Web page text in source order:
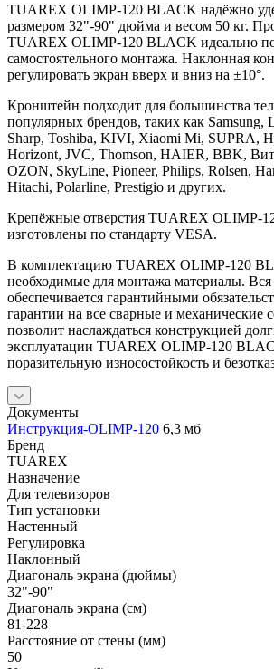
TUAREX OLIMP-120 BLACK надёжно
размером 32"-90" дюйма и весом 50 кг.
TUAREX OLIMP-120 BLACK идеально
самостоятельного монтажа. Наклонная
регулировать экран вверх и вниз на ±10°.
Кронштейн подходит для большинства
популярных брендов, таких как Samsung,
Sharp, Toshiba, KIVI, Xiaomi Mi, SUPRA,
Horizont, JVC, Thomson, HAIER, BBK,
OZON, SkyLine, Pioneer, Philips, Rolsen,
Hitachi, Polarline, Prestigio и других.
Крепёжные отверстия TUAREX OLIMP-
изготовлены по стандарту VESA.
В комплектацию TUAREX OLIMP-120
необходимые для монтажа материалы.
обеспечивается гарантийными
гарантии на все сварные и механические
позволит наслаждаться конструкцией
эксплуатации TUAREX OLIMP-120
поразительную износостойкость и
Документы
Инструкция-OLIMP-120 6,3 мб
Бренд
TUAREX
Назначение
Для телевизоров
Тип установки
Настенный
Регулировка
Наклонный
Диагональ экрана (дюймы)
32"-90"
Диагональ экрана (см)
81-228
Расстояние от стены (мм)
50